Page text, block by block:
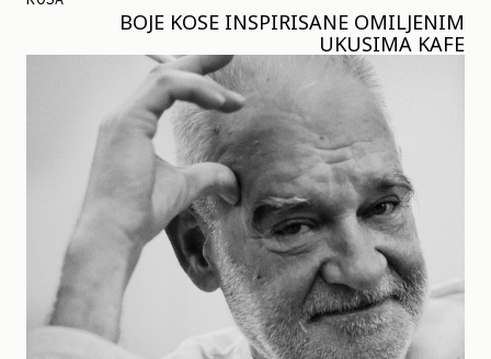
BOJE KOSE INSPIRISANE OMILJENIM
UKUSIMA KAFE